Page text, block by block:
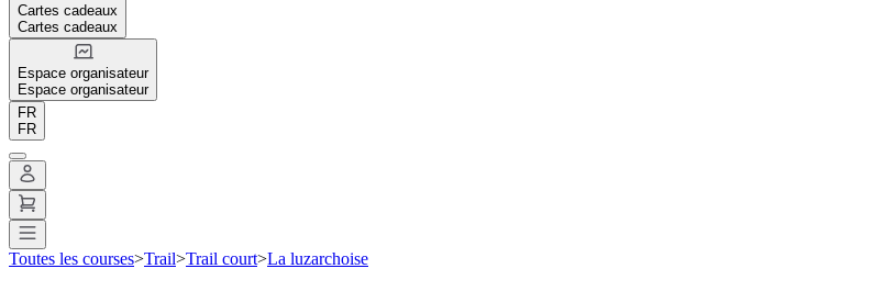
Cartes cadeaux
Cartes cadeaux
Espace organisateur
Espace organisateur
FR
FR
Toutes les courses>Trail>Trail court>La luzarchoise